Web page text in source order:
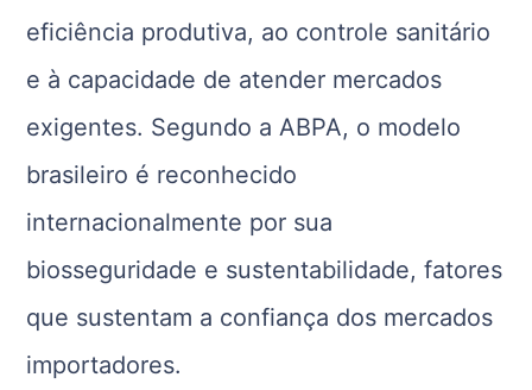
eficiência produtiva, ao controle sanitário
e à capacidade de atender mercados
exigentes. Segundo a ABPA, o modelo
brasileiro é reconhecido
internacionalmente por sua
biosseguridade e sustentabilidade, fatores
que sustentam a confiança dos mercados
importadores.